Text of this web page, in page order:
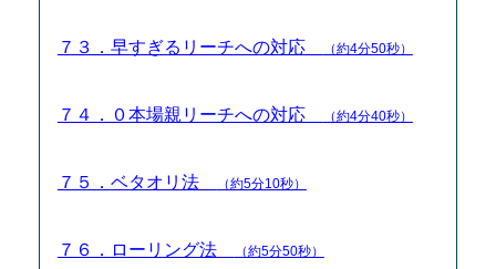
７３．早すぎるリーチへの対応 （約4分50秒）
７４．０本場親リーチへの対応 （約4分40秒）
７５．ベタオリ法 （約5分10秒）
７６．ローリング法 （約5分50秒）